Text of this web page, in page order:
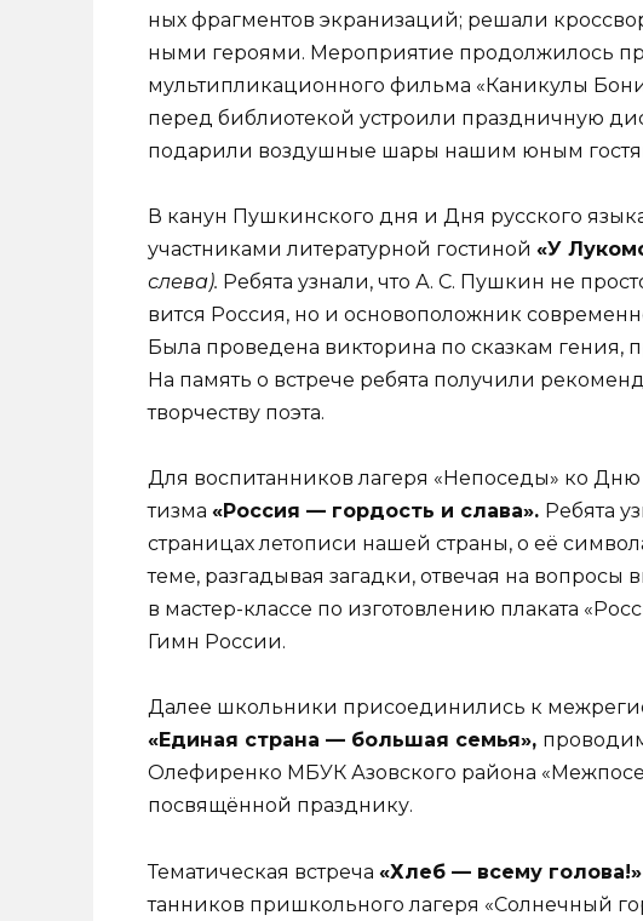
ных фрагментов экранизаций; решали
ными героями. Мероприятие продолжилось
мультипликационно­го фильма «Каникулы
перед библиотекой устроили праздничную
подарили воздушные шары нашим юным
В канун Пушкинского дня и Дня русско­го
участниками литературной гостиной «У
слева). Ребята узнали, что А. С. Пушкин не
вится Россия, но и основоположник
Была проведена викторина по сказкам ге­ния,
На память о встрече ребята получили
творчеству поэта.
Для воспитанников лагеря «Непоседы» ко
тизма «Россия — гордость и слава». Ре­бята
страницах летописи нашей страны, о её
теме, разгадывая загадки, отвечая на воп­росы
в мастер-классе по изготовлению пла­ката
Гимн России.
Далее школьники присоединились к
«Единая страна — большая семья»,
Олефиренко МБУК Азовского района
посвящённой празднику.
Тематическая встреча «Хлеб — всему голова!»
танников пришкольного лагеря «Солнеч­ный